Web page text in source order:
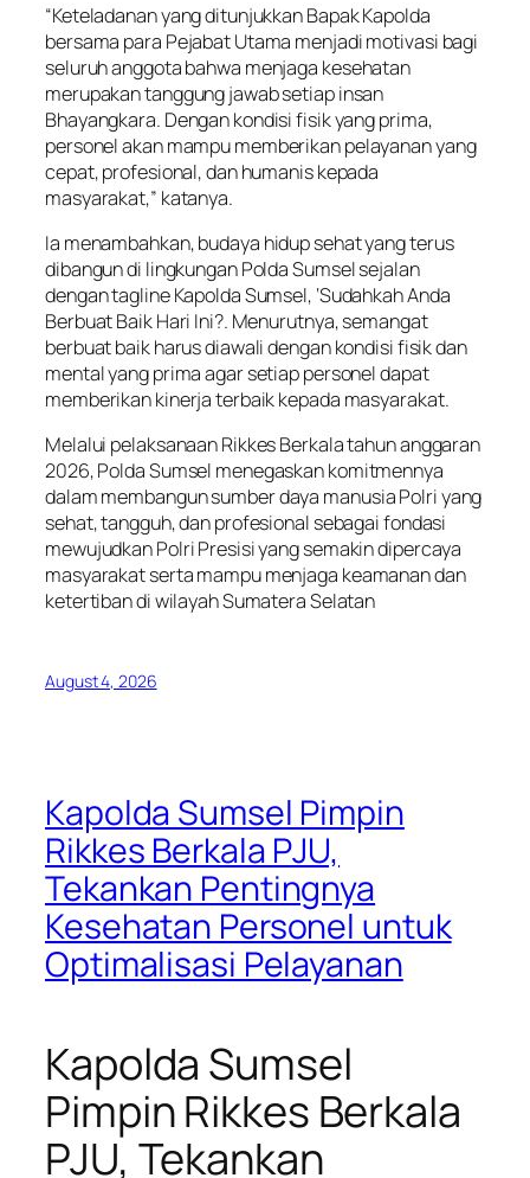
“Keteladanan yang ditunjukkan Bapak Kapolda
bersama para Pejabat Utama menjadi motivasi bagi
seluruh anggota bahwa menjaga kesehatan
merupakan tanggung jawab setiap insan
Bhayangkara. Dengan kondisi fisik yang prima,
personel akan mampu memberikan pelayanan yang
cepat, profesional, dan humanis kepada
masyarakat,” katanya.
Ia menambahkan, budaya hidup sehat yang terus
dibangun di lingkungan Polda Sumsel sejalan
dengan tagline Kapolda Sumsel, ‘Sudahkah Anda
Berbuat Baik Hari Ini?. Menurutnya, semangat
berbuat baik harus diawali dengan kondisi fisik dan
mental yang prima agar setiap personel dapat
memberikan kinerja terbaik kepada masyarakat.
Melalui pelaksanaan Rikkes Berkala tahun anggaran
2026, Polda Sumsel menegaskan komitmennya
dalam membangun sumber daya manusia Polri yang
sehat, tangguh, dan profesional sebagai fondasi
mewujudkan Polri Presisi yang semakin dipercaya
masyarakat serta mampu menjaga keamanan dan
ketertiban di wilayah Sumatera Selatan
August 4, 2026
Kapolda Sumsel Pimpin
Rikkes Berkala PJU,
Tekankan Pentingnya
Kesehatan Personel untuk
Optimalisasi Pelayanan
Kapolda Sumsel
Pimpin Rikkes Berkala
PJU, Tekankan